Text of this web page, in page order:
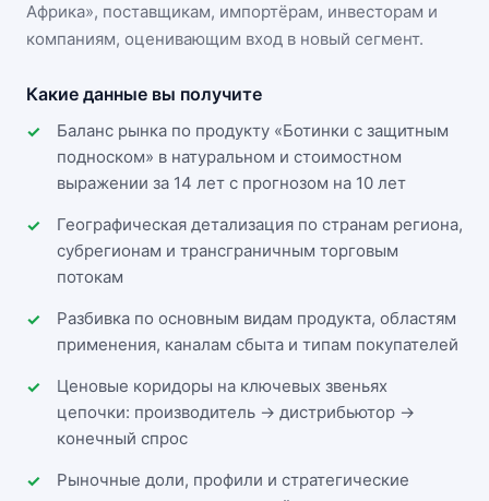
Африка», поставщикам, импортёрам, инвесторам и
компаниям, оценивающим вход в новый сегмент.
Какие данные вы получите
Баланс рынка по продукту «Ботинки с защитным
подноском» в натуральном и стоимостном
выражении за 14 лет с прогнозом на 10 лет
Географическая детализация по странам региона,
субрегионам и трансграничным торговым
потокам
Разбивка по основным видам продукта, областям
применения, каналам сбыта и типам покупателей
Ценовые коридоры на ключевых звеньях
цепочки: производитель → дистрибьютор →
конечный спрос
Рыночные доли, профили и стратегические